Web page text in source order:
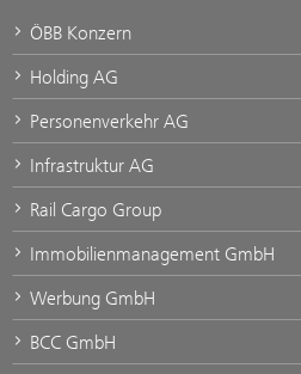
ÖBB Konzern
Holding AG
Personenverkehr AG
Infrastruktur AG
Rail Cargo Group
Immobilienmanagement GmbH
Werbung GmbH
BCC GmbH